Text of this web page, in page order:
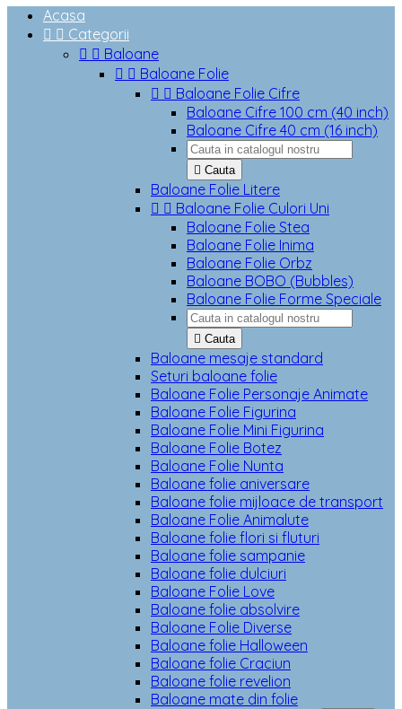
Acasa
  Categorii
  Baloane
  Baloane Folie
  Baloane Folie Cifre
Baloane Cifre 100 cm (40 inch)
Baloane Cifre 40 cm (16 inch)
 Cauta
Baloane Folie Litere
  Baloane Folie Culori Uni
Baloane Folie Stea
Baloane Folie Inima
Baloane Folie Orbz
Baloane BOBO (Bubbles)
Baloane Folie Forme Speciale
 Cauta
Baloane mesaje standard
Seturi baloane folie
Baloane Folie Personaje Animate
Baloane Folie Figurina
Baloane Folie Mini Figurina
Baloane Folie Botez
Baloane Folie Nunta
Baloane folie aniversare
Baloane folie mijloace de transport
Baloane Folie Animalute
Baloane folie flori si fluturi
Baloane folie sampanie
Baloane folie dulciuri
Baloane Folie Love
Baloane folie absolvire
Baloane Folie Diverse
Baloane folie Halloween
Baloane folie Craciun
Baloane folie revelion
Baloane mate din folie